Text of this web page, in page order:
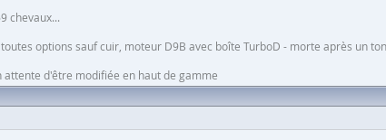
chevaux...
toutes options sauf cuir, moteur D9B avec boîte TurboD - morte après un
attente d'être modifiée en haut de gamme